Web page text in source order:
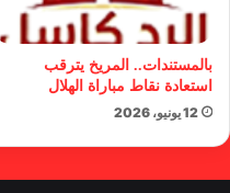
بالمستندات.. المريخ يترقب
استعادة نقاط مباراة الهلال
12 يونيو، 2026